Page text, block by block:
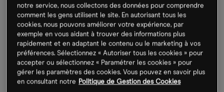
Contrairement à la plupart des indices boursiers calculés
sur la base descapitalisations des entreprisesqui les
composent, l’indice Dow Jones est calculé sur la base du
prix des actionsqui le composent.
Partagée avec l’indice japonais Nikkei 225, cette
particularité tend à biaiser la représentativité du Dow
notre service, nous collectons des données pour comprendre
comment les gens utilisent le site. En autorisant tous les
cookies, nous pouvons améliorer votre expérience, par
exemple en vous aidant à trouver des informations plus
rapidement et en adaptant le contenu ou le marketing à vos
préférences. Sélectionnez « Autoriser tous les cookies » pour
accepter ou sélectionnez « Paramétrer les cookies » pour
gérer les paramètres des cookies. Vous pouvez en savoir plus
en consultant notre Politique de Gestion des Cookies